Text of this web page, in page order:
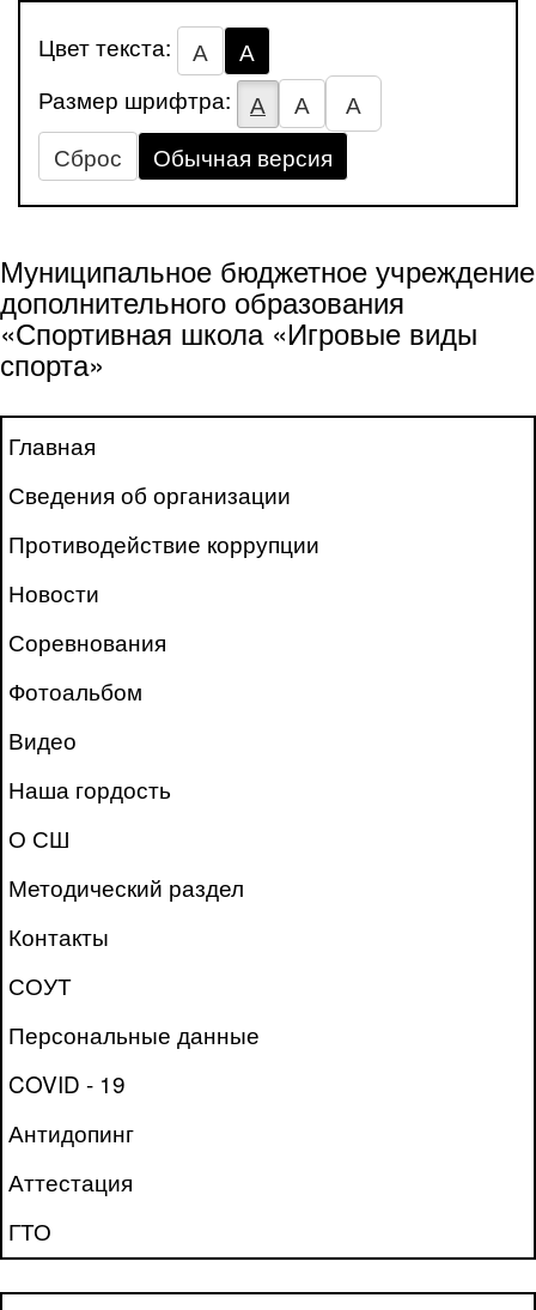
Цвет текста: А
А
Размер шрифтра:
А А
А
Сброс
Обычная версия
Муниципальное бюджетное учреждение
дополнительного образования
«Спортивная школа «Игровые виды
спорта»
Главная
Сведения об организации
Противодействие коррупции
Новости
Соревнования
Фотоальбом
Видео
Наша гордость
О СШ
Методический раздел
Контакты
СОУТ
Персональные данные
COVID - 19
Антидопинг
Аттестация
ГТО